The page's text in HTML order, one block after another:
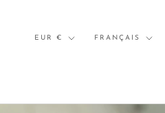
contenu
Devise
EUR € Langue
FRANÇAIS